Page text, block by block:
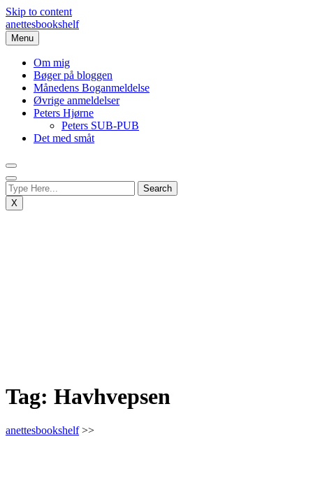
Skip to content
anettesbookshelf
Menu
Om mig
Bøger på bloggen
Månedens Boganmeldelse
Øvrige anmeldelser
Peters Hjørne
Peters SUB-PUB
Det med småt
X
Tag: Havhvepsen
anettesbookshelf>>